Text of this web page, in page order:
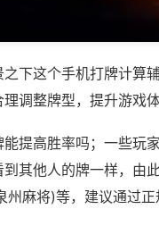
下这个手机打牌计算
调整牌型，提升游戏
提高胜率吗；一些玩
其他人的牌一样，由
州麻将)等，建议通过正